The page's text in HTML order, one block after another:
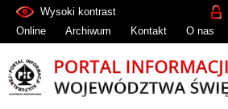
Wysoki kontrast
Online
Archiwum Kontakt O nas